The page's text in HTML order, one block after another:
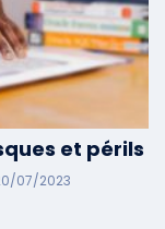
et périls
07/2023